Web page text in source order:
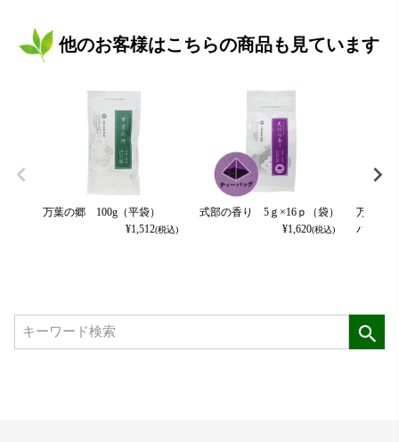
他のお客様はこちらの商品も見ています
万葉の郷 100g（平袋）
¥1,512(税込)
式部の香り 5ｇ×16ｐ（袋）
¥1,620(税込)
万葉の
パック